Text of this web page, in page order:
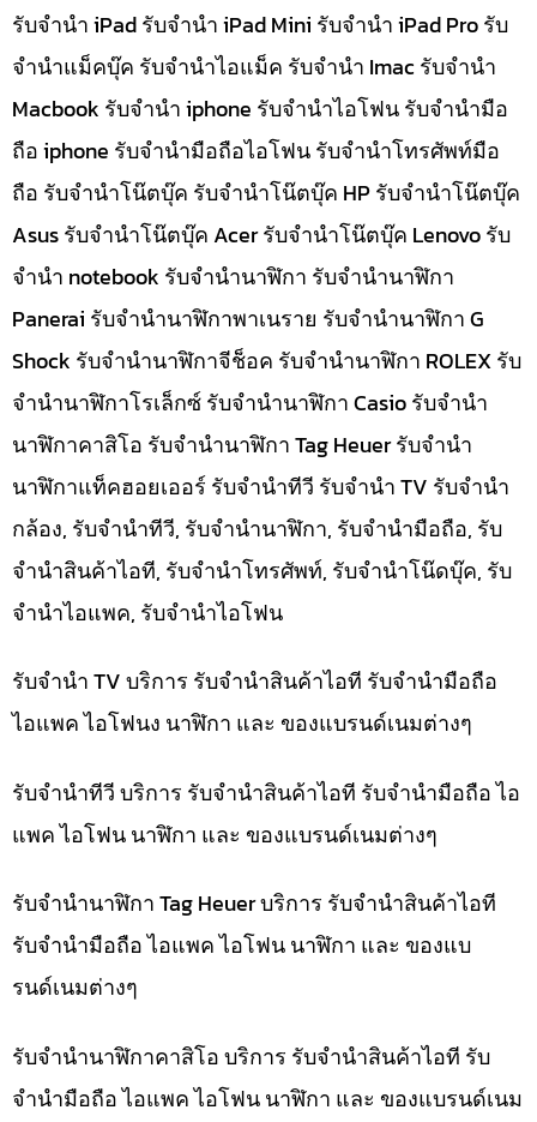
รับจำนำ iPad รับจำนำ iPad Mini รับจำนำ iPad Pro รับ
จำนำแม็คบุ๊ค รับจำนำไอแม็ค รับจำนำ Imac รับจำนำ
Macbook รับจำนำ iphone รับจำนำไอโฟน รับจำนำมือ
ถือ iphone รับจำนำมือถือไอโฟน รับจำนำโทรศัพท์มือ
ถือ รับจำนำโน๊ตบุ๊ค รับจำนำโน๊ตบุ๊ค HP รับจำนำโน๊ตบุ๊ค
Asus รับจำนำโน๊ตบุ๊ค Acer รับจำนำโน๊ตบุ๊ค Lenovo รับ
จำนำ notebook รับจำนำนาฬิกา รับจำนำนาฬิกา
Panerai รับจำนำนาฬิกาพาเนราย รับจำนำนาฬิกา G
Shock รับจำนำนาฬิกาจีช็อค รับจำนำนาฬิกา ROLEX รับ
จำนำนาฬิกาโรเล็กซ์ รับจำนำนาฬิกา Casio รับจำนำ
นาฬิกาคาสิโอ รับจำนำนาฬิกา Tag Heuer รับจำนำ
นาฬิกาแท็คฮอยเออร์ รับจำนำทีวี รับจำนำ TV รับจำนำ
กล้อง, รับจำนำทีวี, รับจำนำนาฬิกา, รับจำนำมือถือ, รับ
จำนำสินค้าไอที, รับจำนำโทรศัพท์, รับจำนำโน๊ดบุ๊ค, รับ
จำนำไอแพค, รับจำนำไอโฟน
รับจำนำ TV บริการ รับจำนำสินค้าไอที รับจำนำมือถือ
ไอแพค ไอโฟนง นาฬิกา และ ของแบรนด์เนมต่างๆ
รับจำนำทีวี บริการ รับจำนำสินค้าไอที รับจำนำมือถือ ไอ
แพค ไอโฟน นาฬิกา และ ของแบรนด์เนมต่างๆ
รับจำนำนาฬิกา Tag Heuer บริการ รับจำนำสินค้าไอที
รับจำนำมือถือ ไอแพค ไอโฟน นาฬิกา และ ของแบ
รนด์เนมต่างๆ
รับจำนำนาฬิกาคาสิโอ บริการ รับจำนำสินค้าไอที รับ
จำนำมือถือ ไอแพค ไอโฟน นาฬิกา และ ของแบรนด์เนม